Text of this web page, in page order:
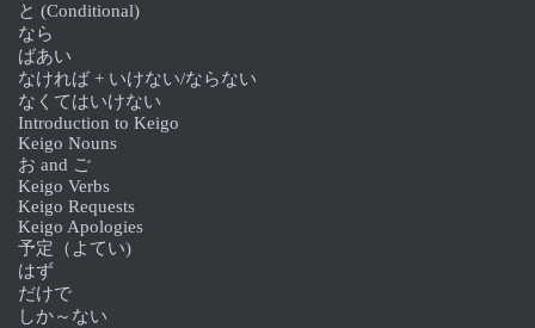
と (Conditional)
なら
ばあい
なければ + いけない/ならない
なくてはいけない
Introduction to Keigo
Keigo Nouns
お and ご
Keigo Verbs
Keigo Requests
Keigo Apologies
予定（よてい)
はず
だけで
しか～ない